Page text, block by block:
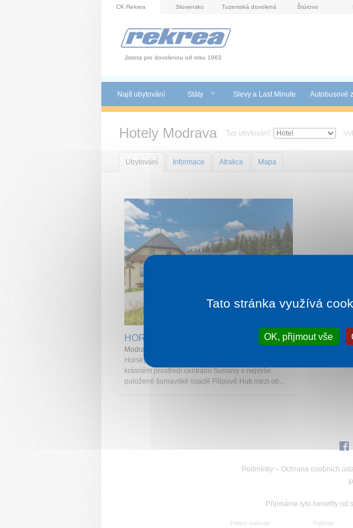
CK Rekrea Slovensko Tuzemská dovolená Štúrovo
Jistota pro dovolenou od roku 1963
Najít ubytování Státy Slevy a Last Minute Autobusové
Hotely Modrava Typ ubytování:
Ubytování Informace Atrakce Mapa
HORSKÝ HOTEL HÁJENKA
Modrava
Horský hotel Hájenka je situován v mimořádně
krásném prostředí centrální Šumavy v nejvýše
položené šumavské osadě Filipově Huti mezi ob...
Podmínky– Ochrana osobních
Přijímáme tyto benefity od
Pobyty realizuje Pojišťuje
Tato stránka využívá
OK, přijmout vše